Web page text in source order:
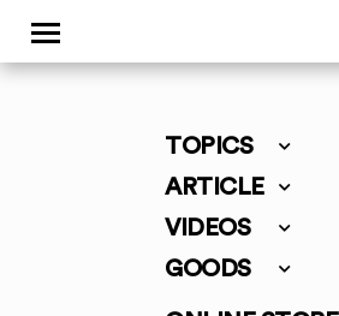
TOPICS
ARTICLE
VIDEOS
GOODS